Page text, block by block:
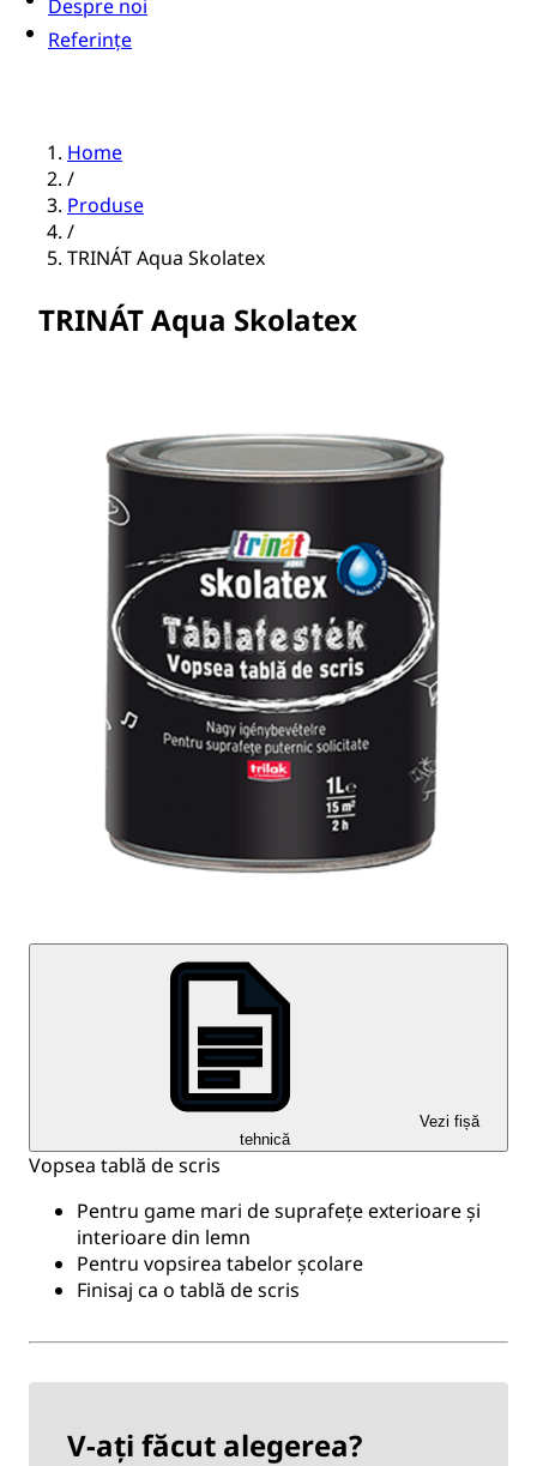
Despre noi
Referințe
Home
/
Produse
/
TRINÁT Aqua Skolatex
TRINÁT Aqua Skolatex
Vezi fișă
tehnică
Vopsea tablă de scris
Pentru game mari de suprafețe exterioare și
interioare din lemn
Pentru vopsirea tabelor școlare
Finisaj ca o tablă de scris
V-ați făcut alegerea?